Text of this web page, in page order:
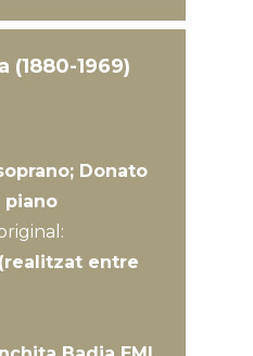
(1880-1969)
Donato
piano
entre